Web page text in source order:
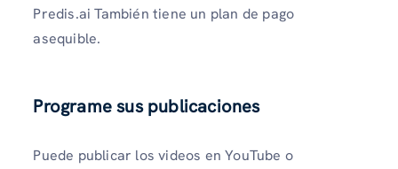
Predis.ai También tiene un plan de pago
asequible.
Programe sus publicaciones
Puede publicar los videos en YouTube o